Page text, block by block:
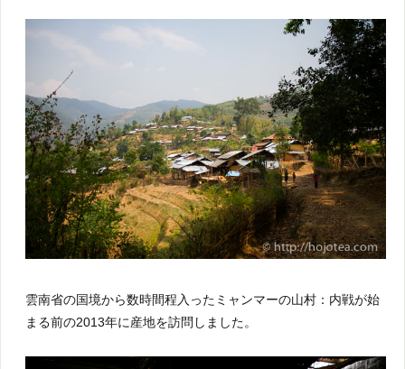
雲南省の国境から数時間程入ったミャンマーの山村：内戦が始
まる前の2013年に産地を訪問しました。